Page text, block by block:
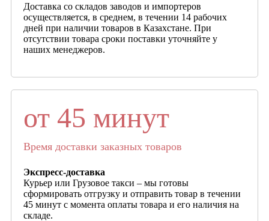
Доставка со складов заводов и импортеров
осуществляется, в среднем, в течении 14 рабочих
дней при наличии товаров в Казахстане. При
отсутствии товара сроки поставки уточняйте у
наших менеджеров.
от 45 минут
Время доставки заказных товаров
Экспресс-доставка
Курьер или Грузовое такси – мы готовы
сформировать отгрузку и отправить товар в течении
45 минут с момента оплаты товара и его наличия на
складе.